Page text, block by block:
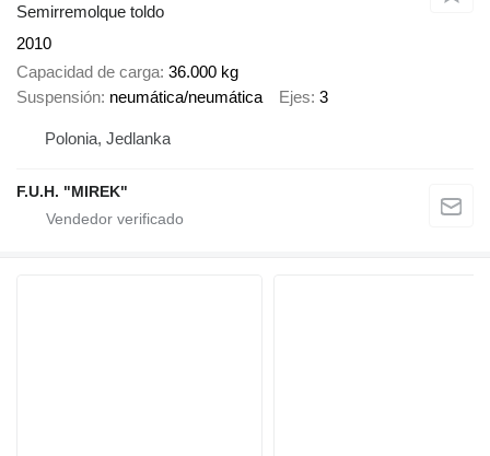
Semirremolque toldo
2010
Capacidad de carga 36.000 kg
Suspensión neumática/neumática Ejes 3
Polonia, Jedlanka
F.U.H. "MIREK"